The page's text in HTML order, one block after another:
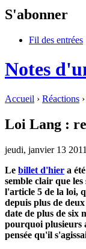
S'abonner
Fil des entrées
Notes
Accueil › Réactions
Loi Lang :
jeudi, janvier 13 2011
Le billet d'hier a
semble clair que
l'article 5 de la loi,
depuis plus de
date de plus de six
pourquoi plusieurs
pensée qu'il